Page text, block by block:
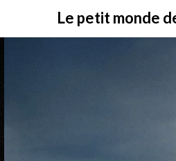
Le petit monde